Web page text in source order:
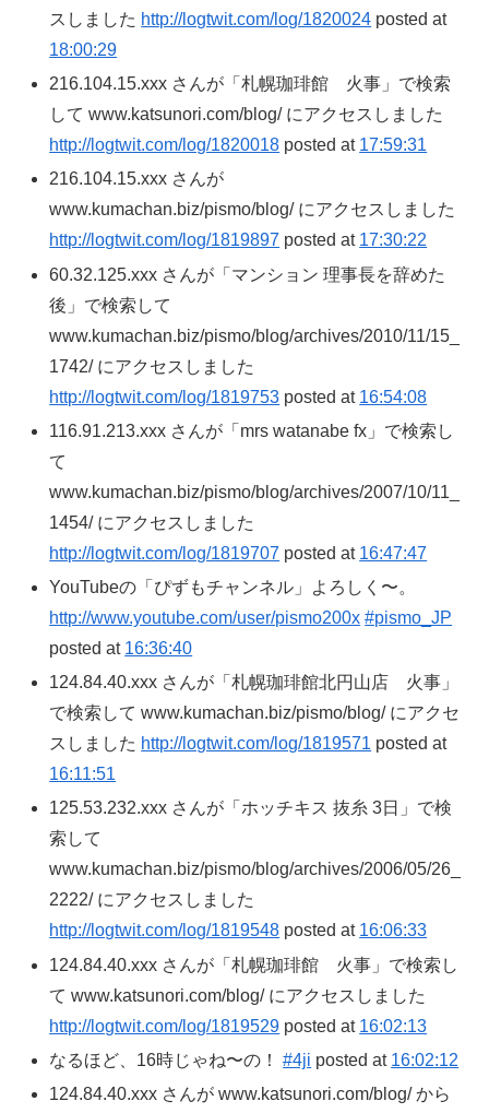
スしました http://logtwit.com/log/1820024 posted at
18:00:29
216.104.15.xxx さんが「札幌珈琲館 火事」で検索
して www.katsunori.com/blog/ にアクセスしました
http://logtwit.com/log/1820018 posted at 17:59:31
216.104.15.xxx さんが
www.kumachan.biz/pismo/blog/ にアクセスしました
http://logtwit.com/log/1819897 posted at 17:30:22
60.32.125.xxx さんが「マンション 理事長を辞めた
後」で検索して
www.kumachan.biz/pismo/blog/archives/2010/11/15_
1742/ にアクセスしました
http://logtwit.com/log/1819753 posted at 16:54:08
116.91.213.xxx さんが「mrs watanabe fx」で検索し
て
www.kumachan.biz/pismo/blog/archives/2007/10/11_
1454/ にアクセスしました
http://logtwit.com/log/1819707 posted at 16:47:47
YouTubeの「ぴずもチャンネル」よろしく〜。
http://www.youtube.com/user/pismo200x #pismo_JP
posted at 16:36:40
124.84.40.xxx さんが「札幌珈琲館北円山店 火事」
で検索して www.kumachan.biz/pismo/blog/ にアクセ
スしました http://logtwit.com/log/1819571 posted at
16:11:51
125.53.232.xxx さんが「ホッチキス 抜糸 3日」で検
索して
www.kumachan.biz/pismo/blog/archives/2006/05/26_
2222/ にアクセスしました
http://logtwit.com/log/1819548 posted at 16:06:33
124.84.40.xxx さんが「札幌珈琲館 火事」で検索し
て www.katsunori.com/blog/ にアクセスしました
http://logtwit.com/log/1819529 posted at 16:02:13
なるほど、16時じゃね〜の！#4ji posted at 16:02:12
124.84.40.xxx さんが www.katsunori.com/blog/ から